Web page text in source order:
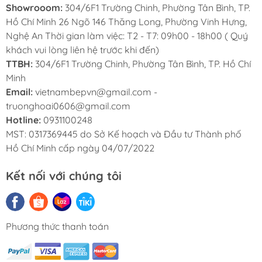
Rửa auto: Rửa chén đĩa hoặc ly tách
theo chế dộ mặc định của máy cài sẵn.
Rửa bình sữa em bé: Chức năng này sẽ
làm sạch cái vết bẩn của vật dụng bình
sửa.
Showrooom: 304/6F1 Trường Chinh, Phường Tân Bình, TP.
Hồ Chí Minh 26 Ngõ 146 Thăng Long, Phường Vinh Hưng,
Nghệ An Thời gian làm việc: T2 - T7: 09h00 - 18h00 ( Quý
khách vui lòng liên hệ trước khi đến)
TTBH: 304/6F1 Trường Chinh, Phường Tân Bình, TP. Hồ Chí
Minh
Email: vietnambepvn@gmail.com -
truonghoai0606@gmail.com
Hotline: 0931100248
MST: 0317369445 do Sở Kế hoạch và Đầu tư Thành phố
Hồ Chí Minh cấp ngày 04/07/2022
Kết nối với chúng tôi
Phương thức thanh toán